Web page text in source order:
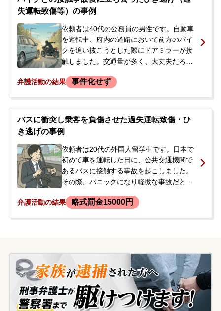
は嘘の説明をしていましたが、調査会社の
調査で矛盾が発覚し、事実を話すに至りま
した。調査会社から警察への出頭を勧めら
れた依頼者は、逮捕されることや会社に知
られることを強く懸念し、今後の対応につ
いて当事務所に相談されました。
失運転致傷等）の事例
依頼者は40代の公務員の男性です。自動車
を運転中、府内の道路において前方のバイ
クを追い抜こうとした際にドアミラーが接
触しました。交通量が多く、大丈夫だろう
き逃げとして問題になるのではないかと心
いう立場から、報道されることを回避した
いというご希望が強くありました。
弁護活動の結果 事件化せず
バスに衝突し乗客を負傷させた過失運転致傷・ひ
き逃げの事例
依頼者は20代の外国人留学生です。日本で
初めて車を運転した日に、公共交通機関で
あるバスに接触する事故を起こしました。
その際、パニックになり軽微な事故だと思
事の重大さに気づき、翌日に警察へ自首し
したいと当事務所へ相談に来られました。
弁護活動の結果 略式罰金15000円